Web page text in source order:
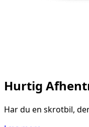
Hurtig
Har du en skrotbil,